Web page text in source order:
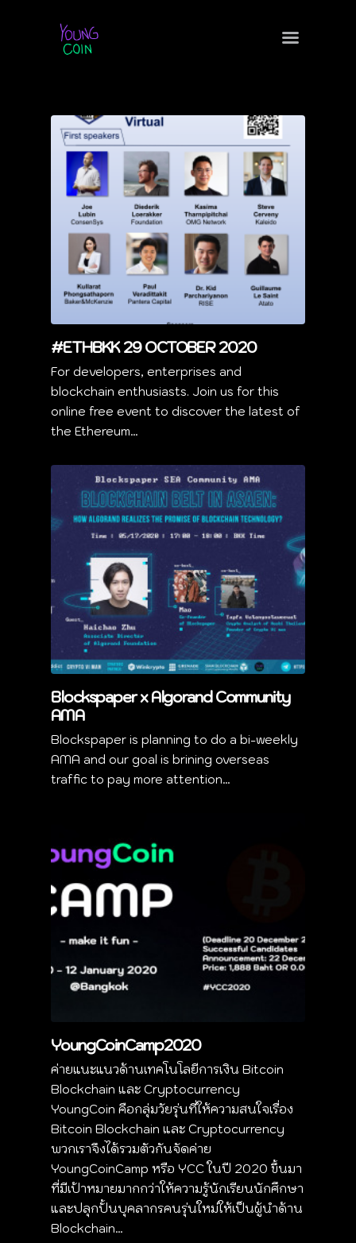
CAMP
BLOG
VIDEO
ECOSYSTEM
THAI KOL
SHIRTS
SERVICES
JOBS
#ETHBKK 29 OCTOBER 2020
For developers, enterprises and
blockchain enthusiasts. Join us for this
online free event to discover the latest of
the Ethereum…
Blockspaper x Algorand Community
AMA
Blockspaper is planning to do a bi-weekly
AMA and our goal is brining overseas
traffic to pay more attention…
YoungCoinCamp2020
ค่ายแนะแนวด้านเทคโนโลยีการเงิน Bitcoin
Blockchain และ Cryptocurrency
YoungCoin คือกลุ่มวัยรุ่นที่ให้ความสนใจเรื่อง
Bitcoin Blockchain และ Cryptocurrency
พวกเราจึงได้รวมตัวกันจัดค่าย
YoungCoinCamp หรือ YCC ในปี 2020 ขึ้นมา
ที่มีเป้าหมายมากกว่าให้ความรู้นักเรียนนักศึกษา
และปลุกปั้นบุคลากรคนรุ่นใหม่ให้เป็นผู้นำด้าน
Blockchain…